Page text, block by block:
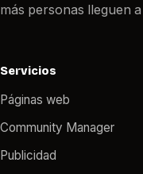
más personas lleguen
Servicios
Páginas web
Community Manager
Publicidad